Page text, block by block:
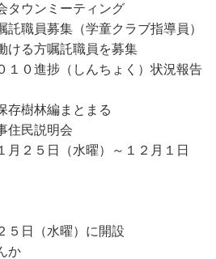
タウンミーティング
託職員募集（学童クラブ指導員）
ける方嘱託職員を募集
１０進捗（しんちょく）状況報告
存樹林編まとまる
住民説明会
月２５日（水曜）～１２月１日
５日（水曜）に開設
か